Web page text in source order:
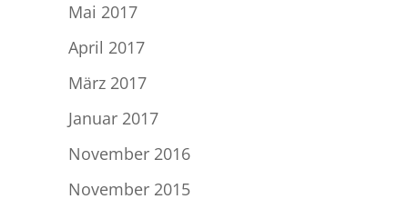
Mai 2017
April 2017
März 2017
Januar 2017
November 2016
November 2015